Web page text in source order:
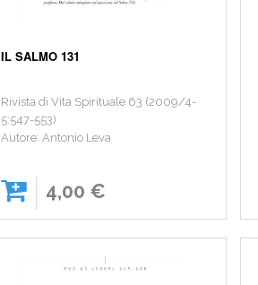
IL SALMO 131
Rivista di Vita Spirituale 63 (2009/4-
5:547-553)
Autore: Antonio Leva
4,00 €